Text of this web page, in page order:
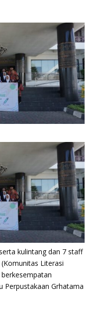
kulintang dan 7 staff
Literasi
Perpustakaan Grhatama